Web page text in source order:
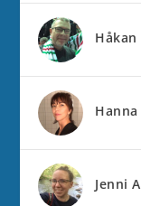
Håkan
Jenni